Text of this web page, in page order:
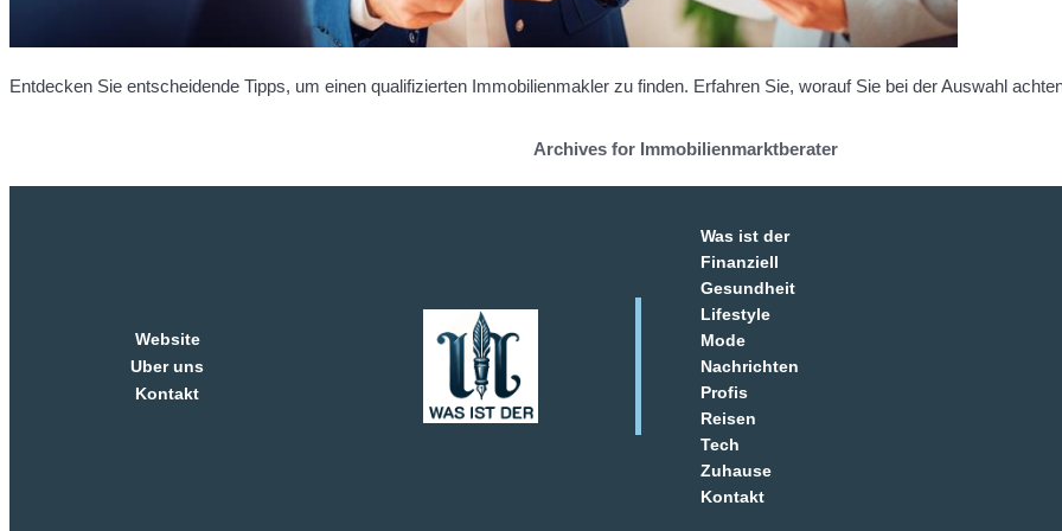
Entdecken Sie entscheidende Tipps, um einen qualifizierten Immobilienmakler zu finden. Erfahren Sie, worauf Sie bei der Auswahl
Archives for Immobilienmarktberater
Website
Uber uns
Kontakt
Was ist der
Finanziell
Gesundheit
Lifestyle
Mode
Nachrichten
Profis
Reisen
Tech
Zuhause
Kontakt